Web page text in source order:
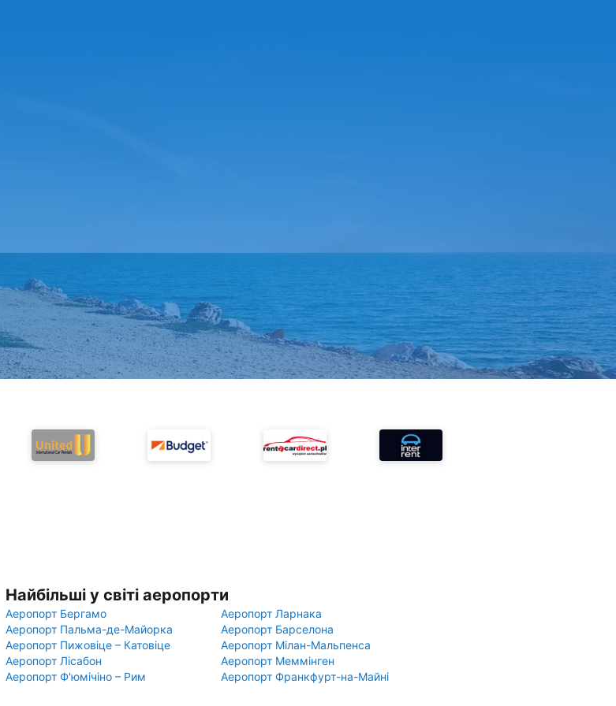
Найбільші у світі аеропорти
Аеропорт Бергамо
Аеропорт Ларнака
Аеропорт Пальма-де-Майорка
Аеропорт Барселона
Аеропорт Пижовіце – Катовіце
Аеропорт Мілан-Мальпенса
Аеропорт Лісабон
Аеропорт Меммінген
Аеропорт Ф'юмічіно – Рим
Аеропорт Франкфурт-на-Майні